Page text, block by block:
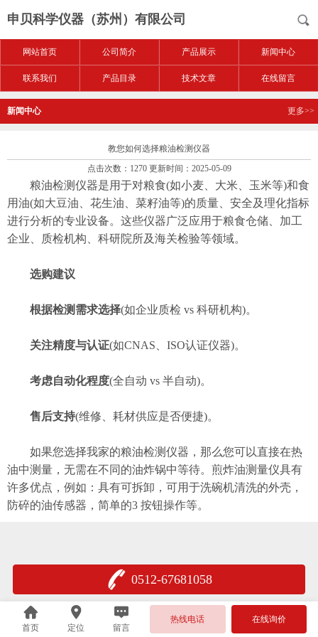
申贝科学仪器（苏州）有限公司
网站首页 公司简介 产品展示 新闻中心
联系我们 产品目录 技术文章 在线留言
新闻中心 更多>>
教您如何选择粮油检测仪器
点击次数：1270 更新时间：2025-05-09
粮油检测仪器是用于对粮食(如小麦、大米、玉米等)和食
用油(如大豆油、花生油、菜籽油等)的质量、安全及理化指标
进行分析的专业设备。这些仪器广泛应用于粮食仓储、加工
企业、质检机构、科研院所及海关检验等领域。
选购建议
根据检测需求选择(如企业质检 vs 科研机构)。
关注精度与认证(如CNAS、ISO认证仪器)。
考虑自动化程度(全自动 vs 半自动)。
售后支持(维修、耗材供应是否便捷)。
如果您选择我家的粮油检测仪器，那么您可以直接在热
油中测量，无需在不同的油炸锅中等待。煎炸油测量仪具有
许多优点，例如：具有可拆卸，可用于洗碗机清洗的外壳，
防碎的油传感器，简单的3 按钮操作等。
0512-67681058
首页 定位 留言
热线电话 在线询价